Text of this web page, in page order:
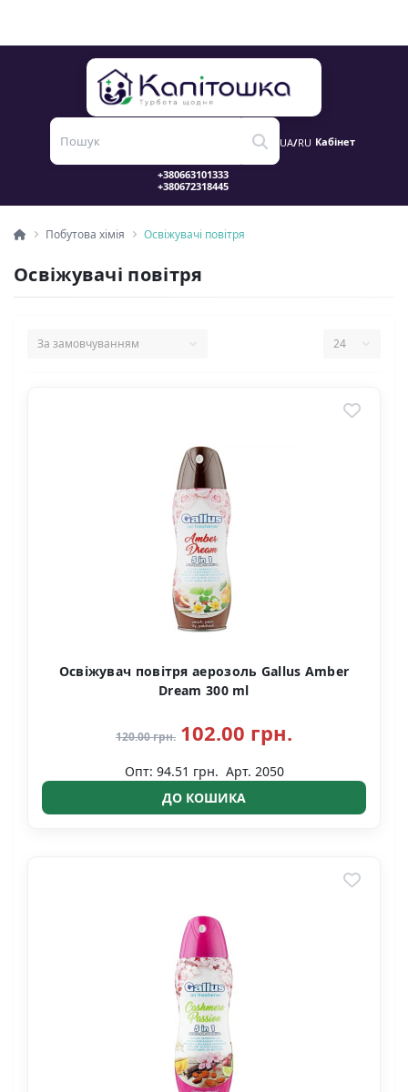
UA/RU Кабінет
Побутова хімія Освіжувачі повітря
Освіжувачі повітря
Освіжувач повітря аерозоль Gallus Amber
Dream 300 ml
120.00 грн. 102.00 грн.
Опт: 94.51 грн. Арт. 2050
ДО КОШИКА